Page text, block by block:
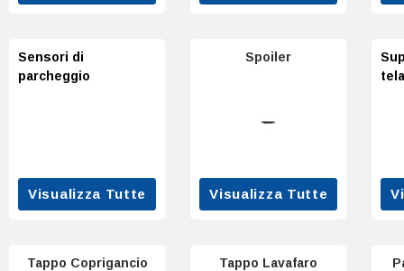
Sensori di
parcheggio
Visualizza Tutte
Spoiler
Visualizza Tutte
Tappo Coprigancio Tappo Lavafaro